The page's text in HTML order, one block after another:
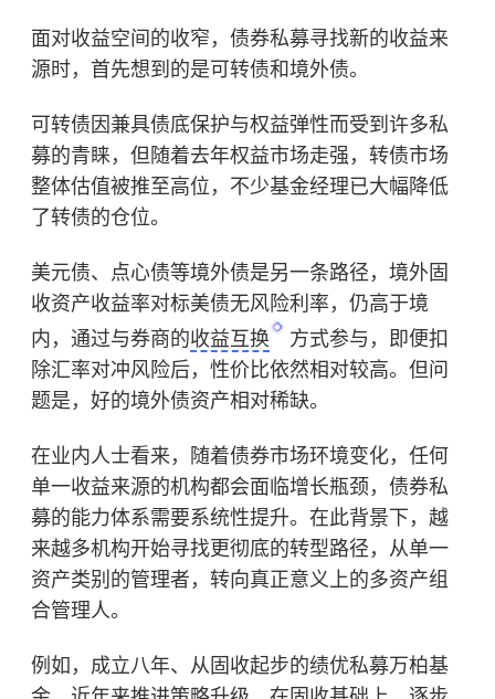
面对收益空间的收窄，债券私募寻找新的收益来
源时，首先想到的是可转债和境外债。
可转债因兼具债底保护与权益弹性而受到许多私
募的青睐，但随着去年权益市场走强，转债市场
整体估值被推至高位，不少基金经理已大幅降低
了转债的仓位。
美元债、点心债等境外债是另一条路径，境外固
收资产收益率对标美债无风险利率，仍高于境
内，通过与券商的收益互换
方式参与，即便扣
除汇率对冲风险后，性价比依然相对较高。但问
题是，好的境外债资产相对稀缺。
在业内人士看来，随着债券市场环境变化，任何
单一收益来源的机构都会面临增长瓶颈，债券私
募的能力体系需要系统性提升。在此背景下，越
来越多机构开始寻找更彻底的转型路径，从单一
资产类别的管理者，转向真正意义上的多资产组
合管理人。
例如，成立八年、从固收起步的绩优私募万柏基